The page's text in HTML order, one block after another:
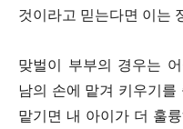
것이라고 믿는다면 이는
맞벌이 부부의 경우는
남의 손에 맡겨 키우기를
맡기면 내 아이가 더 훌